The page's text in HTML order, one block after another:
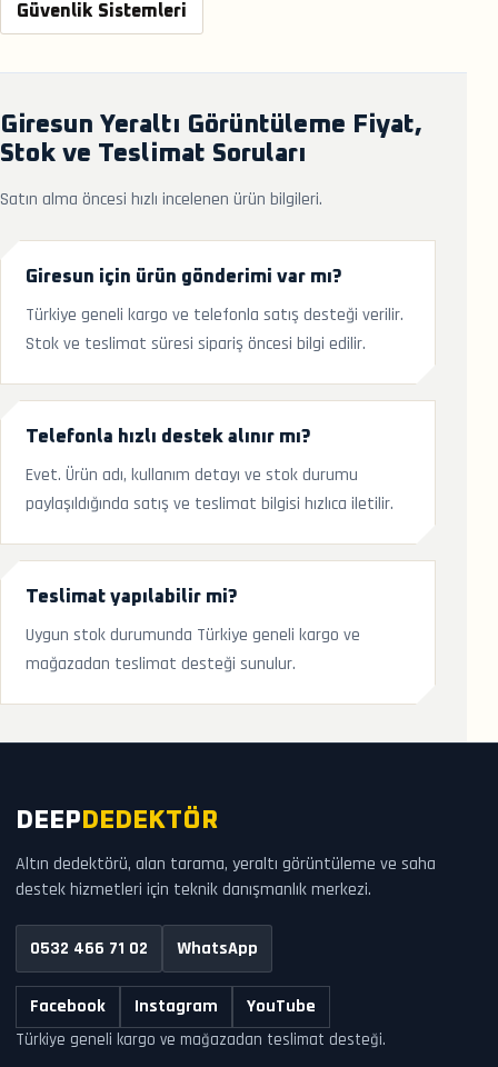
Güvenlik Sistemleri
Giresun Yeraltı Görüntüleme Fiyat,
Stok ve Teslimat Soruları
Satın alma öncesi hızlı incelenen ürün bilgileri.
Giresun için ürün gönderimi var mı?
Türkiye geneli kargo ve telefonla satış desteği verilir.
Stok ve teslimat süresi sipariş öncesi bilgi edilir.
Telefonla hızlı destek alınır mı?
Evet. Ürün adı, kullanım detayı ve stok durumu
paylaşıldığında satış ve teslimat bilgisi hızlıca iletilir.
Teslimat yapılabilir mi?
Uygun stok durumunda Türkiye geneli kargo ve
mağazadan teslimat desteği sunulur.
DEEP DEDEKTÖR
Altın dedektörü, alan tarama, yeraltı görüntüleme ve saha
destek hizmetleri için teknik danışmanlık merkezi.
0532 466 71 02 WhatsApp
Facebook Instagram YouTube
Türkiye geneli kargo ve mağazadan teslimat desteği.